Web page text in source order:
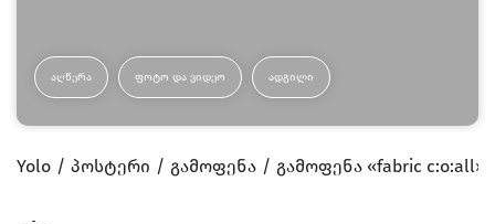
ᲐᲦᲬᲔᲠᲐ ᲤᲝᲢᲝ ᲓᲐ ᲕᲘᲓᲔᲝ ᲐᲓᲒᲘᲚᲘ
Yolo პოსტერი გამოფენა გამოფენა «fabric c:o:all»-